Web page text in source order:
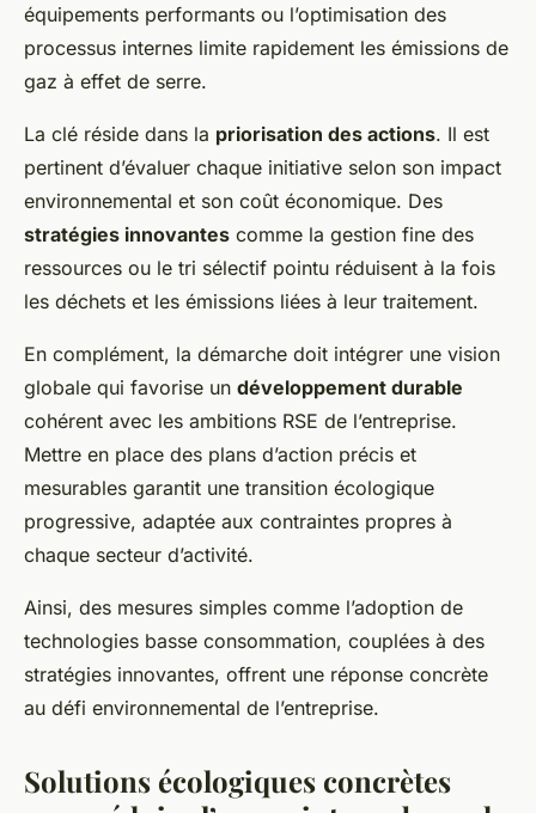
équipements performants ou l’optimisation des
processus internes limite rapidement les émissions de
gaz à effet de serre.
La clé réside dans la priorisation des actions. Il est
pertinent d’évaluer chaque initiative selon son impact
environnemental et son coût économique. Des
stratégies innovantes comme la gestion fine des
ressources ou le tri sélectif pointu réduisent à la fois
les déchets et les émissions liées à leur traitement.
En complément, la démarche doit intégrer une vision
globale qui favorise un développement durable
cohérent avec les ambitions RSE de l’entreprise.
Mettre en place des plans d’action précis et
mesurables garantit une transition écologique
progressive, adaptée aux contraintes propres à
chaque secteur d’activité.
Ainsi, des mesures simples comme l’adoption de
technologies basse consommation, couplées à des
stratégies innovantes, offrent une réponse concrète
au défi environnemental de l’entreprise.
Solutions écologiques concrètes